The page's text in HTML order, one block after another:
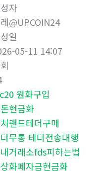
자
@UPCOIN24
일
05-11 14:07
원화구입
현금화
랜드테더구매
무통 테더전송대행
거래소fds피하는법
화폐자금현금화